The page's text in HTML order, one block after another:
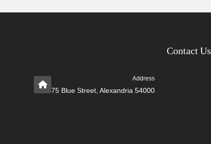
Contact Us
Address
75 Blue Street, Alexandria 54000